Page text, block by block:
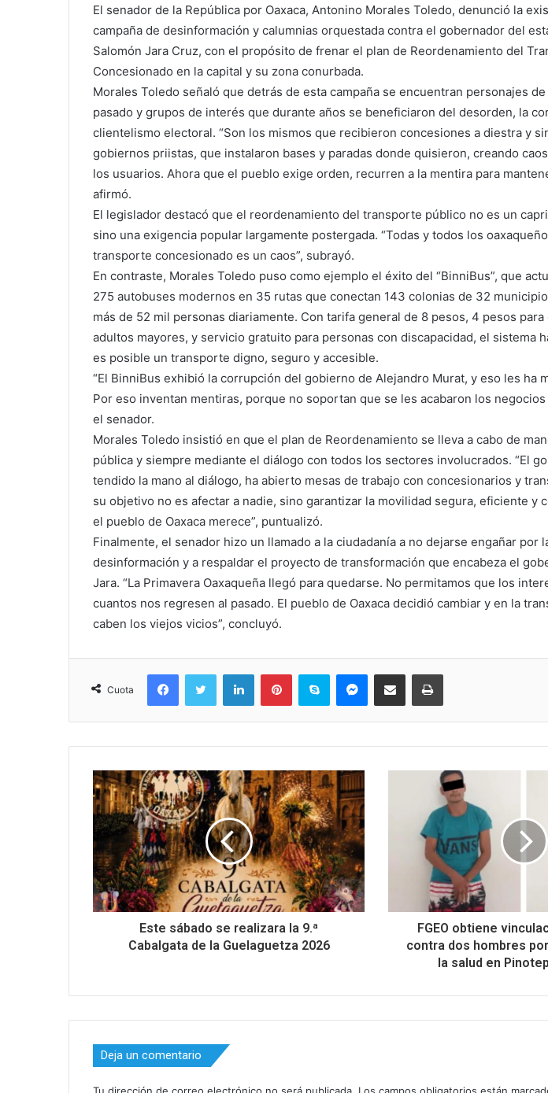
El senador de la República por Oaxaca, Antonino Morales Toledo, denunció la
campaña de desinformación y calumnias orquestada contra el gobernador del
Salomón Jara Cruz, con el propósito de frenar el plan de Reordenamiento del
Concesionado en la capital y su zona conurbada.
Morales Toledo señaló que detrás de esta campaña se encuentran personajes
pasado y grupos de interés que durante años se beneficiaron del desorden, la
clientelismo electoral. “Son los mismos que recibieron concesiones a diestra y
gobiernos priistas, que instalaron bases y paradas donde quisieron, creando
los usuarios. Ahora que el pueblo exige orden, recurren a la mentira para
afirmó.
El legislador destacó que el reordenamiento del transporte público no es un
sino una exigencia popular largamente postergada. “Todas y todos los
transporte concesionado es un caos”, subrayó.
En contraste, Morales Toledo puso como ejemplo el éxito del “BinniBus”, que
275 autobuses modernos en 35 rutas que conectan 143 colonias de 32
más de 52 mil personas diariamente. Con tarifa general de 8 pesos, 4 pesos
adultos mayores, y servicio gratuito para personas con discapacidad, el sistema
es posible un transporte digno, seguro y accesible.
“El BinniBus exhibió la corrupción del gobierno de Alejandro Murat, y eso les ha
Por eso inventan mentiras, porque no soportan que se les acabaron los
el senador.
Morales Toledo insistió en que el plan de Reordenamiento se lleva a cabo de
pública y siempre mediante el diálogo con todos los sectores involucrados. “El
tendido la mano al diálogo, ha abierto mesas de trabajo con concesionarios y
su objetivo no es afectar a nadie, sino garantizar la movilidad segura, eficiente y
el pueblo de Oaxaca merece”, puntualizó.
Finalmente, el senador hizo un llamado a la ciudadanía a no dejarse engañar por
desinformación y a respaldar el proyecto de transformación que encabeza el
Jara. “La Primavera Oaxaqueña llegó para quedarse. No permitamos que los
cuantos nos regresen al pasado. El pueblo de Oaxaca decidió cambiar y en la
caben los viejos vicios”, concluyó.
Cuota
FacebookTwitter LinkedInPinterestSkype MessengerCompartir via correo electrónicoImpresión
Este sábado se realizara la 9.ª
Cabalgata de la Guelaguetza 2026
FGEO obtiene
contra dos hombres
la salud en
Deja un comentario